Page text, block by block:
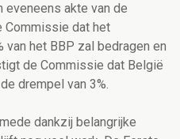
eveneens akte van de
Commissie dat het
het BBP zal bedragen en
de Commissie dat België
drempel van 3%.
dankzij belangrijke